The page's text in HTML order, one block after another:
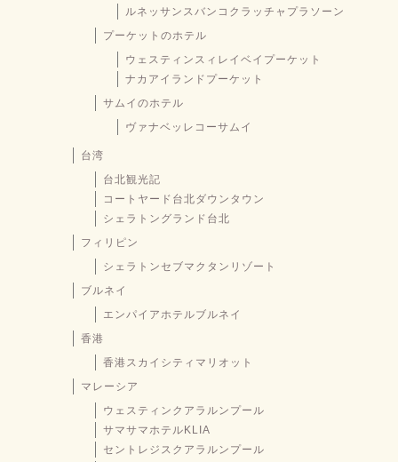
ルネッサンスバンコクラッチャプラソーン
プーケットのホテル
ウェスティンスィレイベイプーケット
ナカアイランドプーケット
サムイのホテル
ヴァナベッレコーサムイ
台湾
台北観光記
コートヤード台北ダウンタウン
シェラトングランド台北
フィリピン
シェラトンセブマクタンリゾート
ブルネイ
エンパイアホテルブルネイ
香港
香港スカイシティマリオット
マレーシア
ウェスティンクアラルンプール
サマサマホテルKLIA
セントレジスクアラルンプール